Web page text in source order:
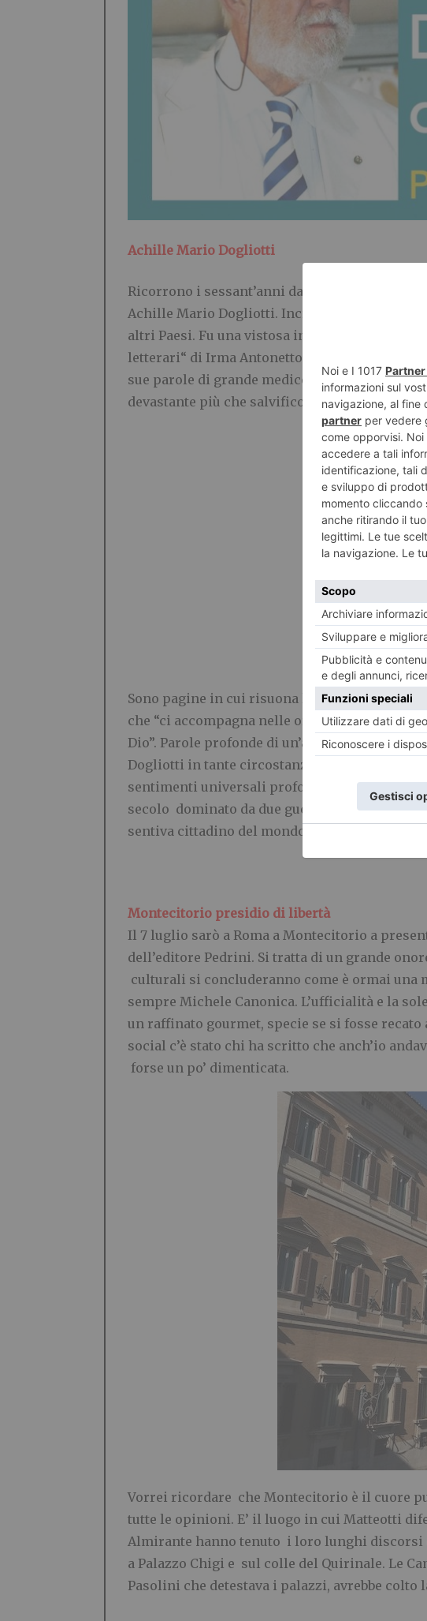
Achille Mario Dogliotti
Ricorrono i sessant’anni dalla morte del più
Achille Mario Dogliotti. Incredibilmente non
altri Paesi. Fu una vistosa ingiustizia. Ho
letterari“ di Irma Antonetto che la
sue parole di grande medico e principe dei
devastante più che salvifico del dolore umano
Sono pagine in cui risuona la sapienza di
che “ci accompagna nelle ore del nostro
Dio”. Parole profonde di un’anima lunga,
Dogliotti in tante circostanze drammatiche
sentimenti universali profondi , così come li
secolo dominato da due guerre e due
sentiva cittadino del mondo, senza
Montecitorio presidio di libertà
Il 7 luglio sarò a Roma a Montecitorio a
dell’editore Pedrini. Si tratta di un grande
culturali si concluderanno come è ormai una
sempre Michele Canonica. L’ufficialità e la
un raffinato gourmet, specie se si fosse recato
social c’è stato chi ha scritto che anch’io
forse un po’ dimenticata.
Vorrei ricordare che Montecitorio è il cuore
tutte le opinioni. E’ il luogo in cui Matteotti
Almirante hanno tenuto i loro lunghi discorsi
a Palazzo Chigi e sul colle del Quirinale. Le
Pasolini che detestava i palazzi, avrebbe colto